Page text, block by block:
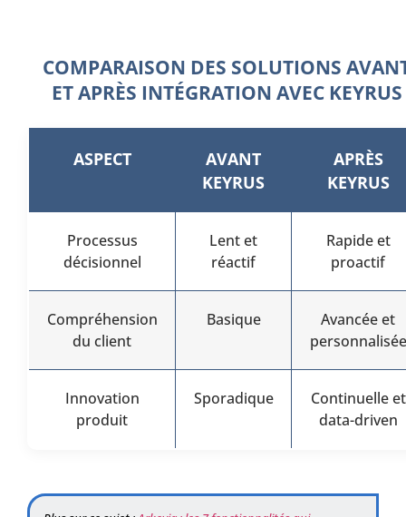
COMPARAISON DES SOLUTIONS
ET APRÈS INTÉGRATION AVEC KEYRUS
ASPECT
AVANT
KEYRUS
APRÈS
KEYRUS
Processus
décisionnel
Lent et
réactif
Rapide et
proactif
Compréhension
du client
Basique
Avancée et
personnalisée
Innovation
produit
Sporadique
Continuelle et
data-driven